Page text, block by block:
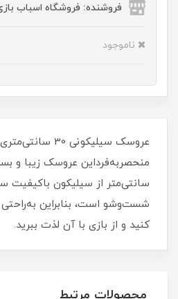
فروشنده: فروشگاه اسباب
ناموجود
عروسک سیلیکونی
سانتی‌متر از سیلیکون باکیفیت
شست‌وشو است، بنابراین به‌راحتی
کنید و از بازی با آن لذت ببرید.
محصولات مرتبط